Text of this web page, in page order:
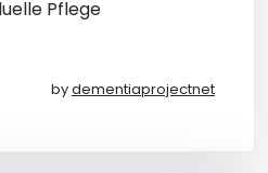
Pflege
bydementiaprojectnet